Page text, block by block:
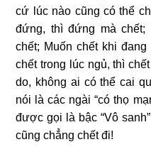
cứ lúc nào cũng có thể
đứng, thì đứng mà chết;
chết; Muốn chết khi
chết trong lúc ngủ, thì
do, không ai có thể cai
nói là các ngài “có thọ
được gọi là bậc “Vô
cũng chẳng chết đi!